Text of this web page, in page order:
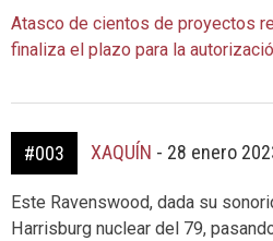
Atasco de cientos de proyectos
finaliza el plazo para la
#003 XAQUÍN - 28 enero
Este Ravenswood, dada su
Harrisburg nuclear del 79,